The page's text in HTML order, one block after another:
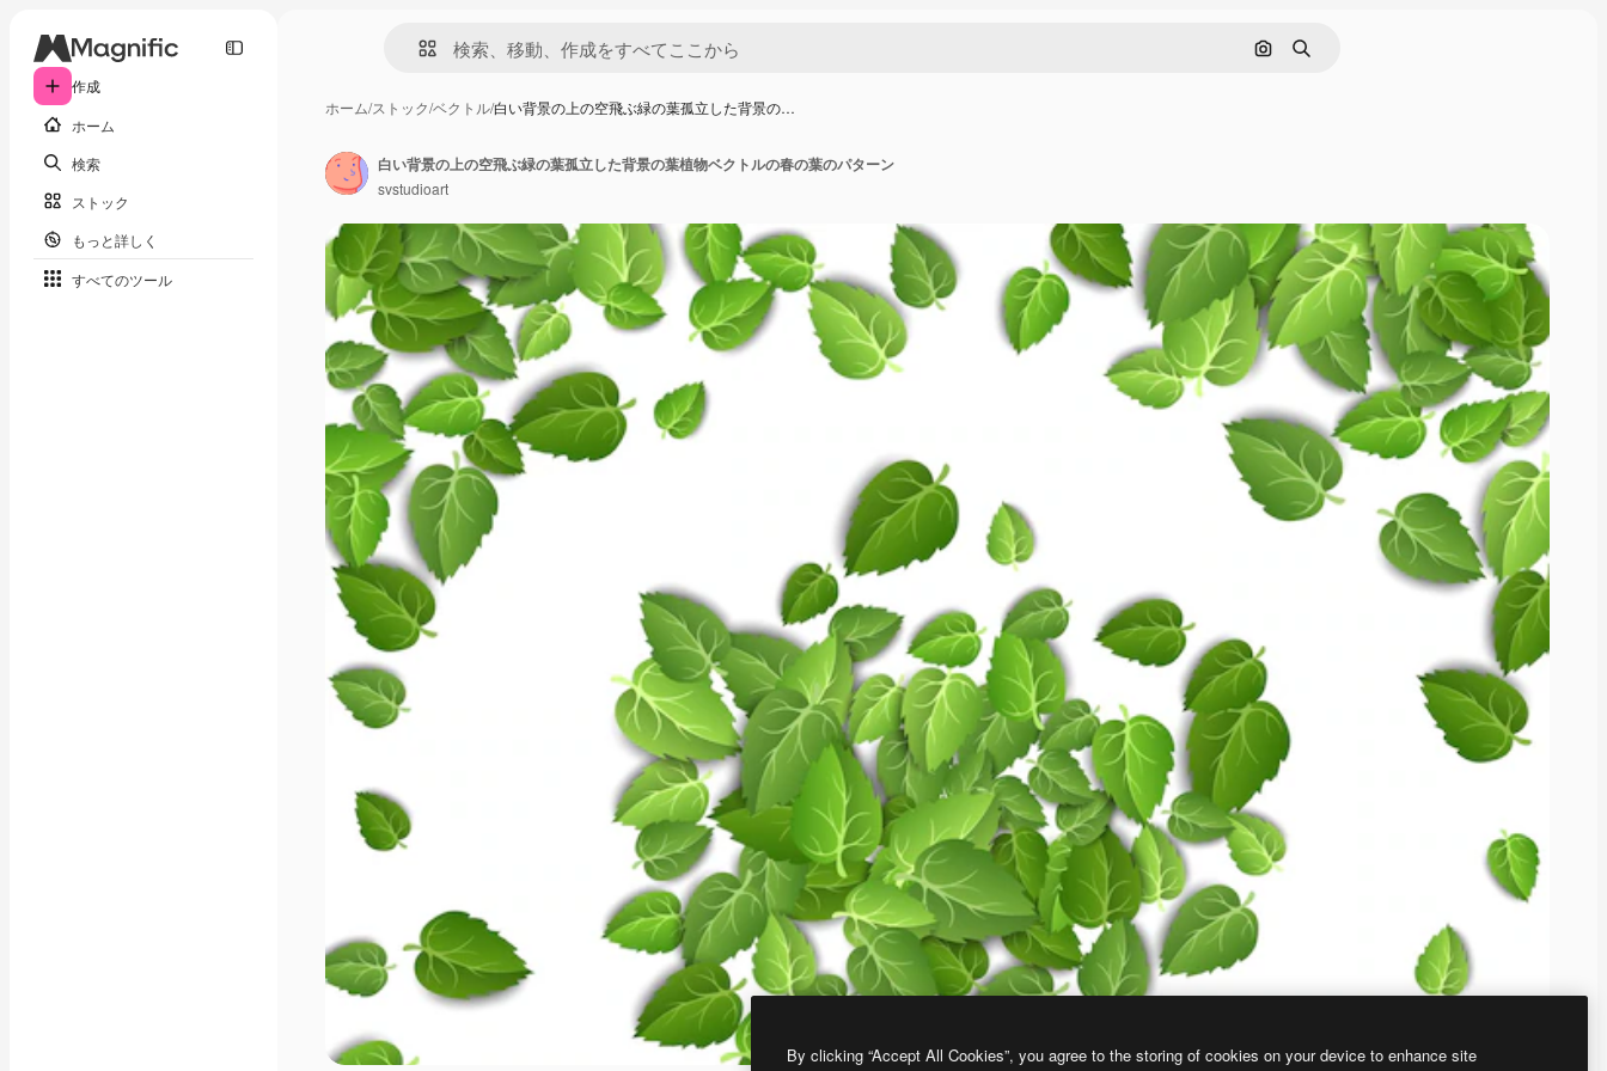
作成
ホーム
検索
ストック
もっと詳しく
すべてのツール
画像で検索
検索
ホーム/ストック/ベクトル/白い背景の上の空飛ぶ緑の葉孤立した背景の…
白い背景の上の空飛ぶ緑の葉孤立した背景の葉植物ベクトルの春の葉のパターン
svstudioart
By clicking “Accept All Cookies”, you agree to the storing of cookies on your device to enhance site